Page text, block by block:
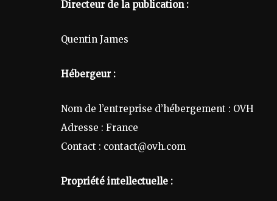
Directeur de la publication :
Quentin James
Hébergeur :
Nom de l’entreprise d’hébergement : OVH
Adresse : France
Contact : contact@ovh.com
Propriété intellectuelle :